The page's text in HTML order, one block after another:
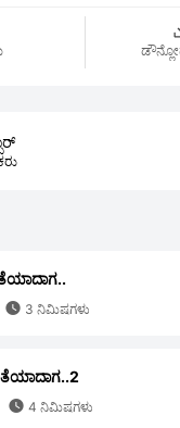
 3 ನಿಮಿಷಗಳು
 4 ನಿಮಿಷಗಳು